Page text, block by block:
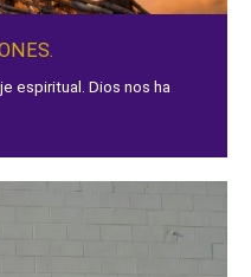
espiritual. Dios nos ha